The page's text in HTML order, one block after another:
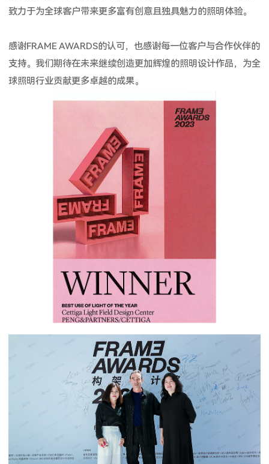
致力于为全球客户带来更多富有创意且独具魅力的照明体验。
感谢FRAME AWARDS的认可，也感谢每一位客户与合作伙伴的
支持。我们期待在未来继续创造更加辉煌的照明设计作品，为全
球照明行业贡献更多卓越的成果。